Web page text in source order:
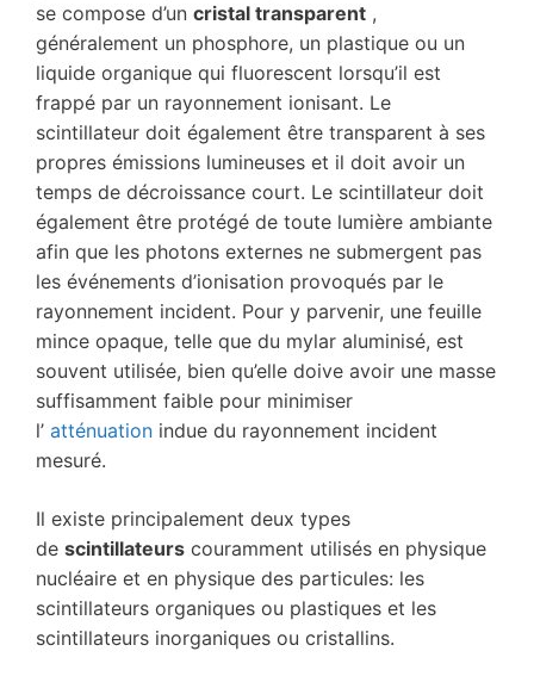
se compose d’un cristal transparent ,
généralement un phosphore, un plastique ou un
liquide organique qui fluorescent lorsqu’il est
frappé par un rayonnement ionisant. Le
scintillateur doit également être transparent à ses
propres émissions lumineuses et il doit avoir un
temps de décroissance court. Le scintillateur doit
également être protégé de toute lumière ambiante
afin que les photons externes ne submergent pas
les événements d’ionisation provoqués par le
rayonnement incident. Pour y parvenir, une feuille
mince opaque, telle que du mylar aluminisé, est
souvent utilisée, bien qu’elle doive avoir une masse
suffisamment faible pour minimiser
l’ atténuation indue du rayonnement incident
mesuré.
Il existe principalement deux types
de scintillateurs couramment utilisés en physique
nucléaire et en physique des particules: les
scintillateurs organiques ou plastiques et les
scintillateurs inorganiques ou cristallins.